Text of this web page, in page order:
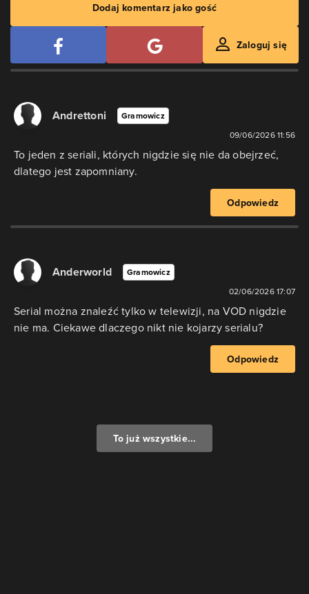
Dodaj komentarz jako gość
Zaloguj się
Andrettoni
Gramowicz
09/06/2026 11:56
To jeden z seriali, których nigdzie się nie da obejrzeć,
dlatego jest zapomniany.
Odpowiedz
Anderworld
Gramowicz
02/06/2026 17:07
Serial można znaleźć tylko w telewizji, na VOD nigdzie
nie ma. Ciekawe dlaczego nikt nie kojarzy serialu?
Odpowiedz
To już wszystkie...